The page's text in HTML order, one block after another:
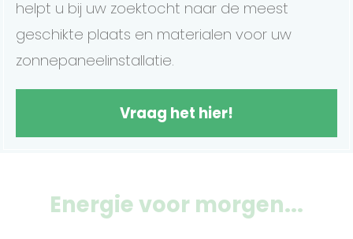
helpt u bij uw zoektocht naar de meest
geschikte plaats en materialen voor uw
zonnepaneelinstallatie.
Vraag het hier!
Energie voor morgen...